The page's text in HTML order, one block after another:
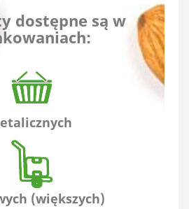
dostępne są w
(większych)